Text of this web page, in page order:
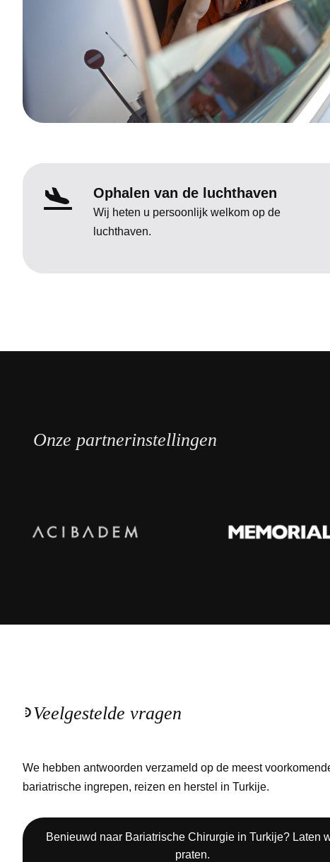
Ophalen van de luchthaven
Wij heten u persoonlijk welkom op de
luchthaven.
Onze partnerinstellingen
Veelgestelde vragen
We hebben antwoorden verzameld op de meest
bariatrische ingrepen, reizen en herstel in Turkije.
Benieuwd naar Bariatrische Chirurgie in Turkije? Laten
praten.